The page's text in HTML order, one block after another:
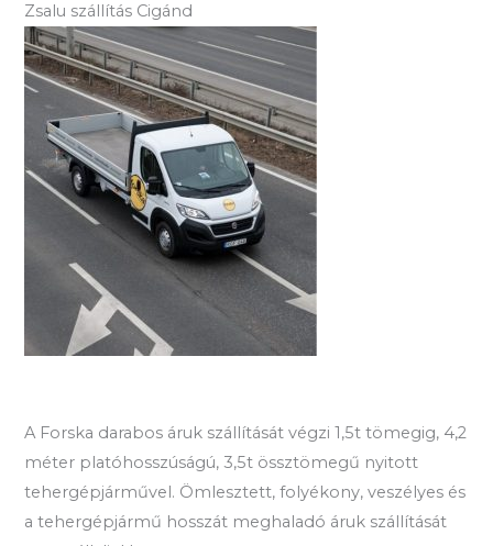
Zsalu szállítás Cigánd
A Forska darabos áruk szállítását végzi 1,5t tömegig, 4,2
méter platóhosszúságú, 3,5t össztömegű nyitott
tehergépjárművel. Ömlesztett, folyékony, veszélyes és
a tehergépjármű hosszát meghaladó áruk szállítását